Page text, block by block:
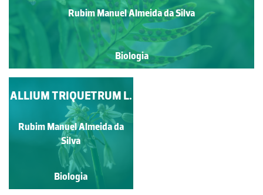
Rubim Manuel Almeida da Silva
Biologia
AGERATINA
ADENOPHORA
(SPRENG.) R. M. KING
& H. ROB.
Rubim Manuel Almeida da
Silva
Biologia
ALLIUM TRIQUETRUM L.
Rubim Manuel Almeida da
Silva
Biologia